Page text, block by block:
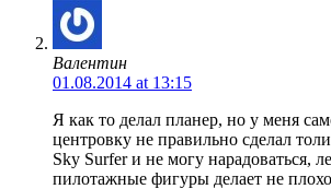
Валентин
01.08.2014 at 13:15
Я как то делал планер, но у меня
центровку не правильно сделал
Sky Surfer и не могу нарадоваться,
пилотажные фигуры делает не